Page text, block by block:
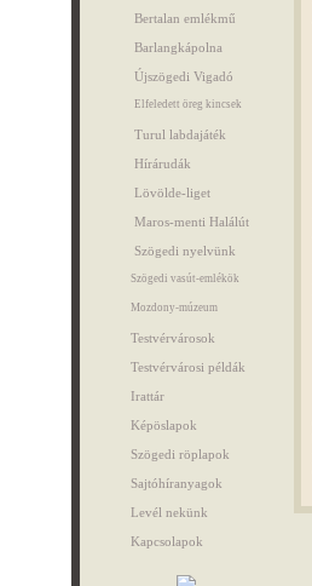
Bertalan emlékmű
Barlangkápolna
Újszögedi Vigadó
Elfeledett öreg kincsek
Turul labdajáték
Hírárudák
Lövölde-liget
Maros-menti Halálút
Szögedi nyelvünk
Szögedi vasút-emlékök
Mozdony-múzeum
Testvérvárosok
Testvérvárosi példák
Irattár
Képöslapok
Szögedi röplapok
Sajtóhíranyagok
Levél nekünk
Kapcsolapok